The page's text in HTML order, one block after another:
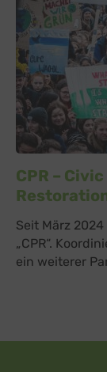
CPR –
Seit März
„CPR“.
ein weiterer